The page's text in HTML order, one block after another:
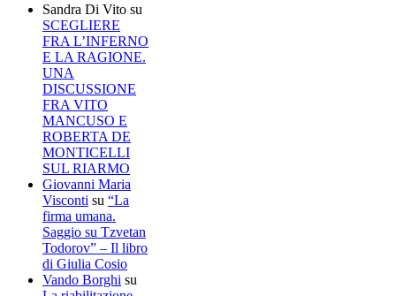
Sandra Di Vito su
SCEGLIERE
FRA L’INFERNO
E LA RAGIONE.
UNA
DISCUSSIONE
FRA VITO
MANCUSO E
ROBERTA DE
MONTICELLI
SUL RIARMO
Giovanni Maria
Visconti su “La
firma umana.
Saggio su Tzvetan
Todorov” – Il libro
di Giulia Cosio
Vando Borghi su